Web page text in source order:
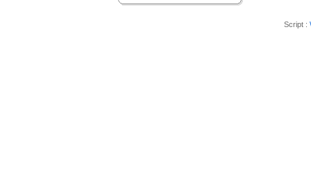
Script :